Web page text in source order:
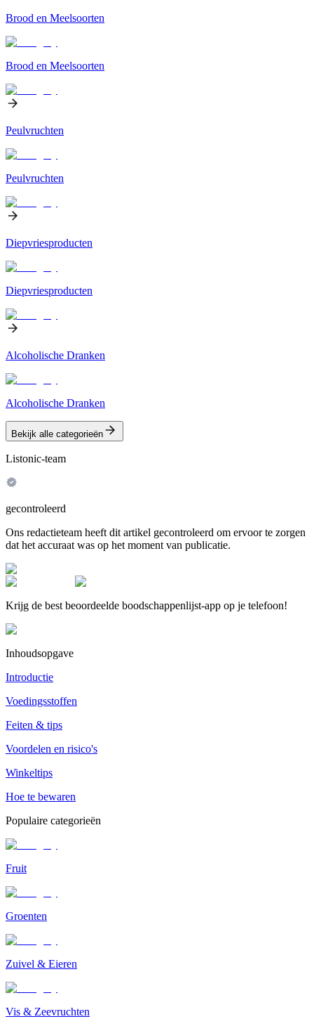
Brood en Meelsoorten
Brood en Meelsoorten
Peulvruchten
Peulvruchten
Diepvriesproducten
Diepvriesproducten
Alcoholische Dranken
Alcoholische Dranken
Bekijk alle categorieën
Listonic-team
gecontroleerd
Ons redactieteam heeft dit artikel gecontroleerd om ervoor te zorgen
dat het accuraat was op het moment van publicatie.
Krijg de best beoordeelde boodschappenlijst-app op je telefoon!
Inhoudsopgave
Introductie
Voedingsstoffen
Feiten & tips
Voordelen en risico's
Winkeltips
Hoe te bewaren
Populaire categorieën
Fruit
Groenten
Zuivel & Eieren
Vis & Zeevruchten